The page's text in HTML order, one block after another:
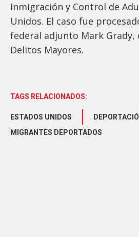
Inmigración y Control de
Unidos. El caso fue
federal adjunto Mark Grady,
Delitos Mayores.
TAGS RELACIONADOS:
ESTADOS UNIDOS
MIGRANTES DEPORTADOS